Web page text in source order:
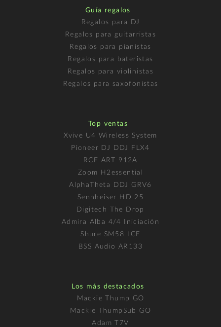
Guía regalos
Regalos para DJ
Regalos para guitarristas
Regalos para pianistas
Regalos para bateristas
Regalos para violinistas
Regalos para saxofonistas
Top ventas
Xvive U4 Wireless System
Pioneer DJ DDJ FLX4
RCF ART 912A
Zoom H2essential
AlphaTheta DDJ GRV6
Sennheiser HD 25
Digitech The Drop
Admira Alba 4/4 Iniciación
Shure SM58 LCE
BSS Audio AR133
Los más destacados
Mackie Thump GO
Mackie ThumpSub GO
Adam T7V